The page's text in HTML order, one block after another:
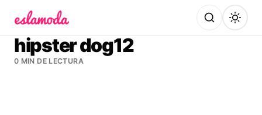
hipster dog12
0 MIN DE LECTURA